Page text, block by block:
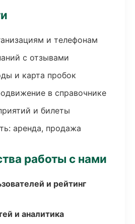
и телефонам
с отзывами
и карта пробок
в справочнике
и билеты
аренда, продажа
работы с нами
и рейтинг
и аналитика